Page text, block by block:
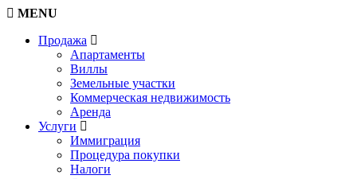
MENU
Продажа
Апартаменты
Виллы
Земельные участки
Коммерческая недвижимость
Аренда
Услуги
Иммиграция
Процедура покупки
Налоги